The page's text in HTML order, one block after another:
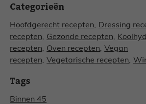
Categorieën
Hoofdgerecht recepten, Dressing
recepten, Gezonde recepten,
recepten, Oven recepten, Vegan
recepten, Vegetarische recepten,
Tags
Binnen 45